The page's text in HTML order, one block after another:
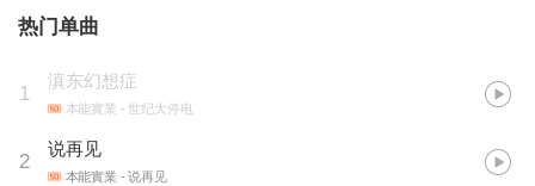
热门单曲
1
滇东幻想症
本能實業 - 世纪大停电
2
说再见
本能實業 - 说再见